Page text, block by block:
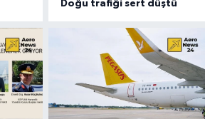
Doğu trafiği sert düştü